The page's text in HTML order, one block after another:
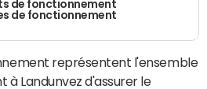
de fonctionnement
de fonctionnement
représentent l'ensemble
Landunvez d'assurer le